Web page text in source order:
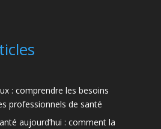
: comprendre les besoins
professionnels de santé
aujourd’hui : comment la